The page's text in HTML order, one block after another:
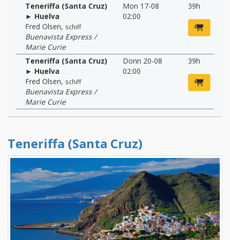
Teneriffa (Santa Cruz)
► Huelva
Fred Olsen, schiff
Buenavista Express /
Marie Curie
Mon 17-08
02:00
39h
Teneriffa (Santa Cruz)
► Huelva
Fred Olsen, schiff
Buenavista Express /
Marie Curie
Donn 20-08
02:00
39h
Teneriffa (Santa Cruz)